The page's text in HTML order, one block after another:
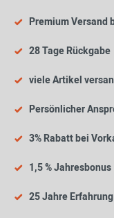
Premium Versand
28 Tage Rückgabe
viele Artikel
Persönlicher
3% Rabatt bei
1,5 % Jahresbonus
25 Jahre Erfahrung